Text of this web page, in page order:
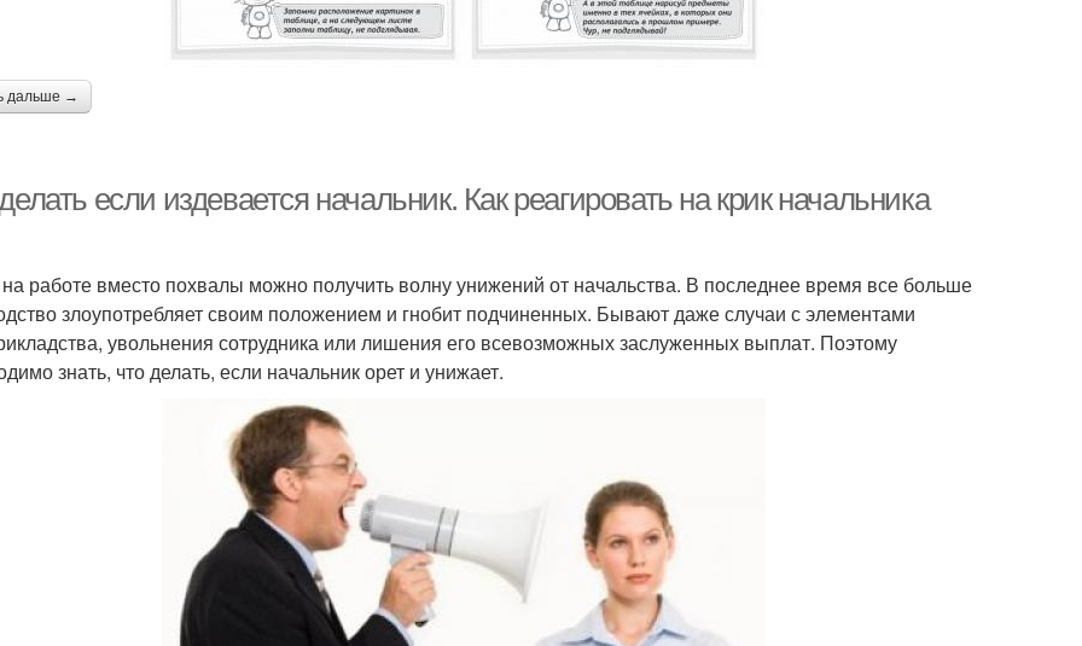
дальше →
если издевается начальник. Как реагировать на крик начальника
работе вместо похвалы можно получить волну унижений от начальства. В последнее время все больше
злоупотребляет своим положением и гнобит подчиненных. Бывают даже случаи с элементами
увольнения сотрудника или лишения его всевозможных заслуженных выплат. Поэтому
знать, что делать, если начальник орет и унижает.